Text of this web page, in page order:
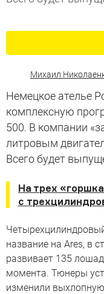
Михаил
Немецкое ателье
комплексную
500. В компании
литровым
Всего будет
На трех
с
название на Ares, в
развивает 135
момента. Тюнеры
изменили